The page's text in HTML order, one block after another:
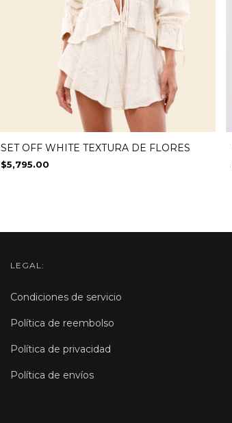
SET OFF WHITE TEXTURA DE FLORES
$5,795.00
LEGAL:
Condiciones de servicio
Política de reembolso
Política de privacidad
Política de envíos